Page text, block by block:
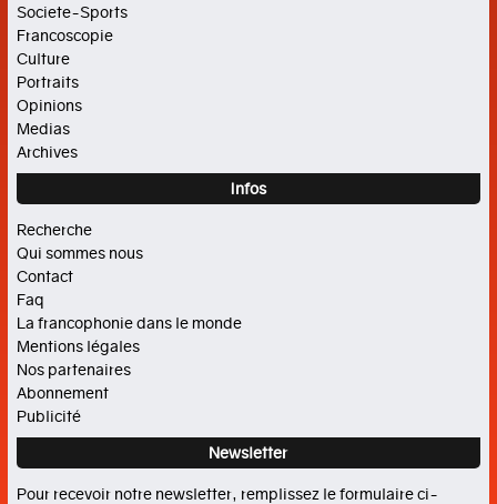
La
francophonie
Agenda
Focus
Cinéma
Histoire
Livres
Musique
Arts
Societe-Sports
Francoscopie
Culture
Portraits
Opinions
Medias
Archives
Infos
Recherche
Qui sommes nous
Contact
Faq
La francophonie dans le monde
Mentions légales
Nos partenaires
Abonnement
Publicité
Newsletter
Pour recevoir notre newsletter, remplissez le formulaire ci-